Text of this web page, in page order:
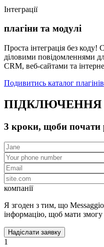
Інтеграції
плагіни та модулі
Проста інтеграція без коду!
діловими повідомленнями
CRM, веб-сайтами та
Подивитись каталог плагінів
ПІДКЛЮЧЕННЯ
3 кроки, щоби почати
компанії
Я згоден з тим, що
інформацію, щоб мати змогу
1